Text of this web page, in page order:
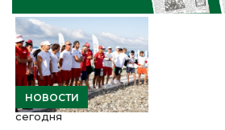
НОВОСТИ
сегодня